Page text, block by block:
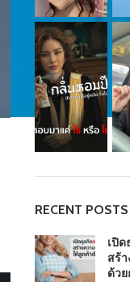
RECENT POSTS
เปิ
สร้
ด้ว